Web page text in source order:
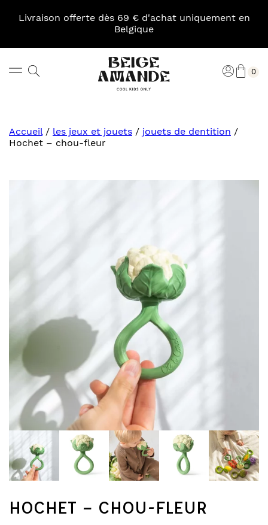
Livraison offerte dès 69 € d'achat uniquement en
Belgique
Rechercher 0
Accueil/ les jeux et jouets / jouets de dentition /
Hochet – chou-fleur
HOCHET – CHOU-FLEUR